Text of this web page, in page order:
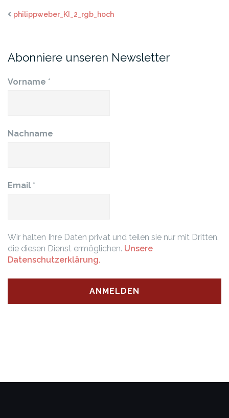
philippweber_KI_2_rgb_hoch
Abonniere unseren Newsletter
Vorname *
Nachname
Email *
Wir halten Ihre Daten privat und teilen sie nur mit Dritten,
die diesen Dienst ermöglichen. Unsere
Datenschutzerklärung.